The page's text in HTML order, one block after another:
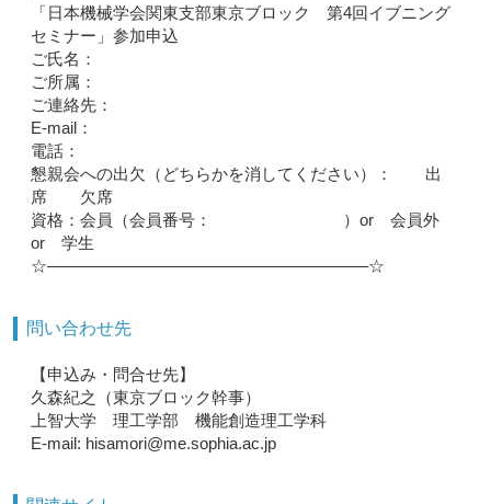
「日本機械学会関東支部東京ブロック 第4回イブニング
セミナー」参加申込
ご氏名：
ご所属：
ご連絡先：
E-mail：
電話：
懇親会への出欠（どちらかを消してください）： 出
席 欠席
資格：会員（会員番号： ）or 会員外
or 学生
☆———————————————————–☆
問い合わせ先
【申込み・問合せ先】
久森紀之（東京ブロック幹事）
上智大学 理工学部 機能創造理工学科
E-mail: hisamori@me.sophia.ac.jp